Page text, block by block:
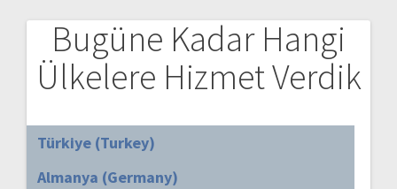
Bugüne Kadar Hangi
Ülkelere Hizmet Verdik
Türkiye (Turkey)
Almanya (Germany)